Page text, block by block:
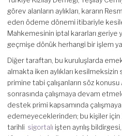
görev alanların aylıkları, kararın
eden ödeme dönemi itibariyle
Mahkemesinin iptal kararları geriye
geçmişe dönük herhangi bir işlem
Diğer taraftan, bu kuruluşlarda
almakta iken aylıkları
primine tabi çalışanların söz
sonrasında çalışmaya devam
destek primi kapsamında
edemeyeceklerinden; bu kişiler için
tarihli sigortalı işten ayrılış